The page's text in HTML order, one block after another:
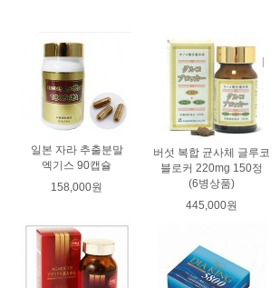
일본 자라 추출분말
엑기스 90캡슐
158,000원
버섯 복합 균사체 글루코
블로커 220mg 150정
(6병상품)
445,000원